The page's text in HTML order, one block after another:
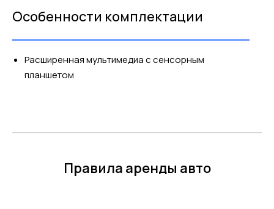
Особенности комплектации
Расширенная мультимедиа с сенсорным
планшетом
Правила аренды авто